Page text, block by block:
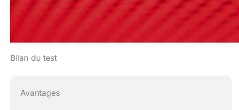
Bilan du test
Avantages